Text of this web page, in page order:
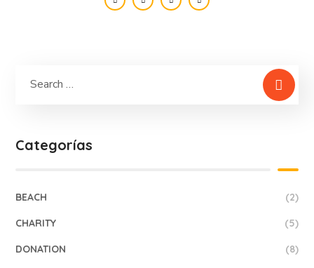
Categorías
BEACH (2)
CHARITY (5)
DONATION (8)